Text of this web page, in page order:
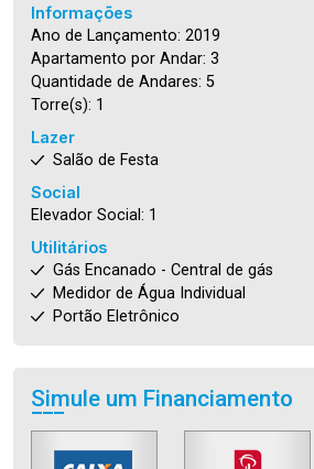
Informações
Ano de Lançamento: 2019
Apartamento por Andar: 3
Quantidade de Andares: 5
Torre(s): 1
Lazer
Salão de Festa
Social
Elevador Social: 1
Utilitários
Gás Encanado - Central de gás
Medidor de Água Individual
Portão Eletrônico
Simule um Financiamento